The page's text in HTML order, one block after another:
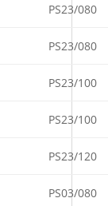
PS23/080
PS23/080
PS23/100
PS23/100
PS23/120
PS03/080